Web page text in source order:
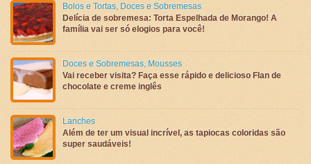
Bolos e Tortas, Doces e Sobremesas
Delícia de sobremesa: Torta Espelhada de Morango! A
família vai ser só elogios para você!
Doces e Sobremesas, Mousses
Vai receber visita? Faça esse rápido e delicioso Flan de
chocolate e creme inglês
Lanches
Além de ter um visual incrível, as tapiocas coloridas são
super saudáveis!